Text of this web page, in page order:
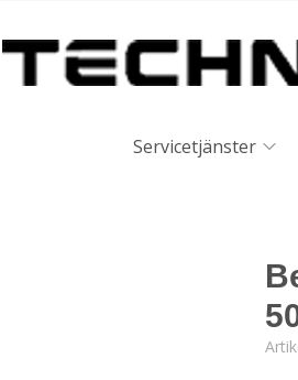
Servicetjänster